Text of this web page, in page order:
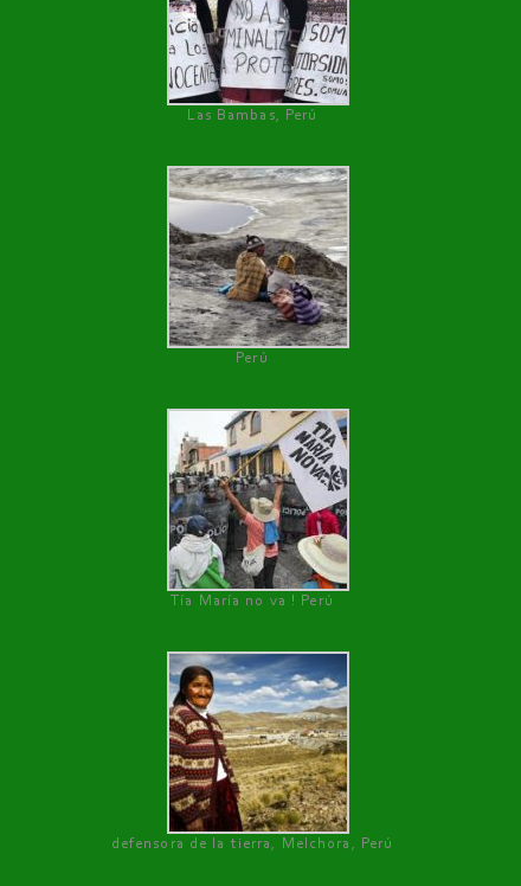
Las Bambas, Perú
Perú
Tía María no va ! Perú
defensora de la tierra, Melchora, Perú